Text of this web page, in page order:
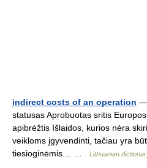
indirect costs of an operation —
statusas Aprobuotas sritis
apibrėžtis Išlaidos, kurios nėra
veikloms įgyvendinti, tačiau yra
tiesioginėmis… …
Lithuanian